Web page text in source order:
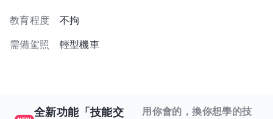
教育程度 不拘
需備駕照 輕型機車
全新功能「技能交
用你會的，換你想學的技